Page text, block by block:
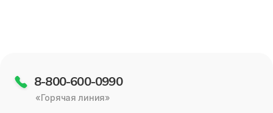
8-800-600-0990
«Горячая линия»